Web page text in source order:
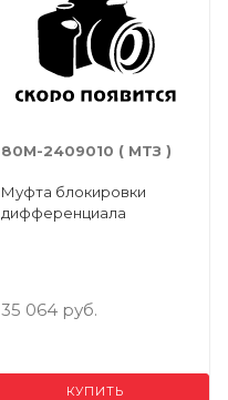
80М-2409010 ( МТЗ )
Муфта блокировки
дифференциала
35 064 руб.
КУПИТЬ